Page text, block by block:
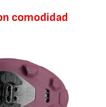
comodidad